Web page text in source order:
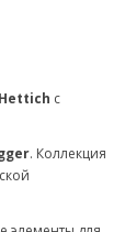
Hettich с
. Коллекция